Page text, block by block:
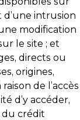
intrusion
modification
le site ; et
directs ou
origines,
de l’accès
d’y accéder,
du crédit